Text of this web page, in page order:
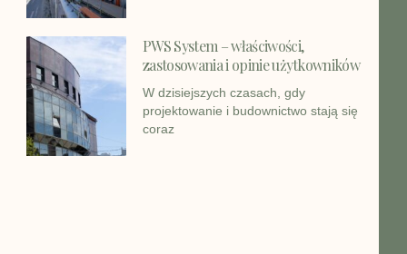
PWS System – właściwości,
zastosowania i opinie użytkowników
W dzisiejszych czasach, gdy
projektowanie i budownictwo stają się
coraz